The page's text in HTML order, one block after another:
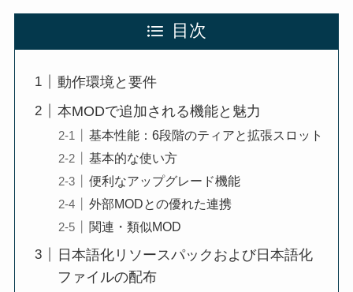
目次
動作環境と要件
本MODで追加される機能と魅力
基本性能：6段階のティアと拡張スロット
基本的な使い方
便利なアップグレード機能
外部MODとの優れた連携
関連・類似MOD
日本語化リソースパックおよび日本語化
ファイルの配布